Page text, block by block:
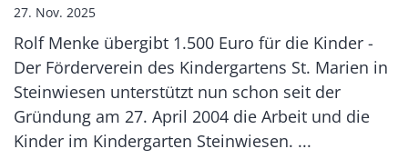
27. Nov. 2025
Rolf Menke übergibt 1.500 Euro für die Kinder -
Der Förderverein des Kindergartens St. Marien in
Steinwiesen unterstützt nun schon seit der
Gründung am 27. April 2004 die Arbeit und die
Kinder im Kindergarten Steinwiesen. ...